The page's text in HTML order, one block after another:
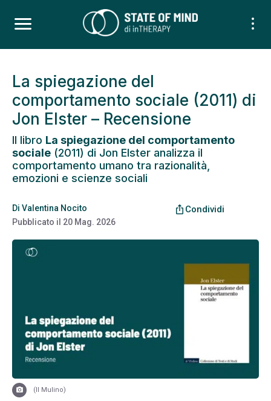
La spiegazione del
comportamento sociale (2011) di
Jon Elster – Recensione
Il libro La spiegazione del comportamento
sociale (2011) di Jon Elster analizza il
comportamento umano tra razionalità,
emozioni e scienze sociali
Di Valentina Nocito
Pubblicato il 20 Mag. 2026
ios_share Condividi
(Il Mulino)